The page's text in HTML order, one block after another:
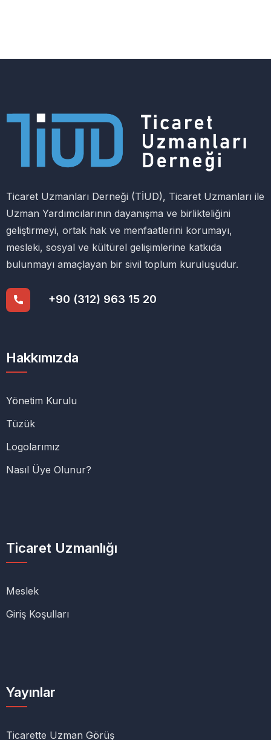
Ticaret Uzmanları Derneği (TİUD), Ticaret Uzmanları ile
Uzman Yardımcılarının dayanışma ve birlikteliğini
geliştirmeyi, ortak hak ve menfaatlerini korumayı,
mesleki, sosyal ve kültürel gelişimlerine katkıda
bulunmayı amaçlayan bir sivil toplum kuruluşudur.
+90 (312) 963 15 20
Hakkımızda
Yönetim Kurulu
Tüzük
Logolarımız
Nasıl Üye Olunur?
Ticaret Uzmanlığı
Meslek
Giriş Koşulları
Yayınlar
Ticarette Uzman Görüş